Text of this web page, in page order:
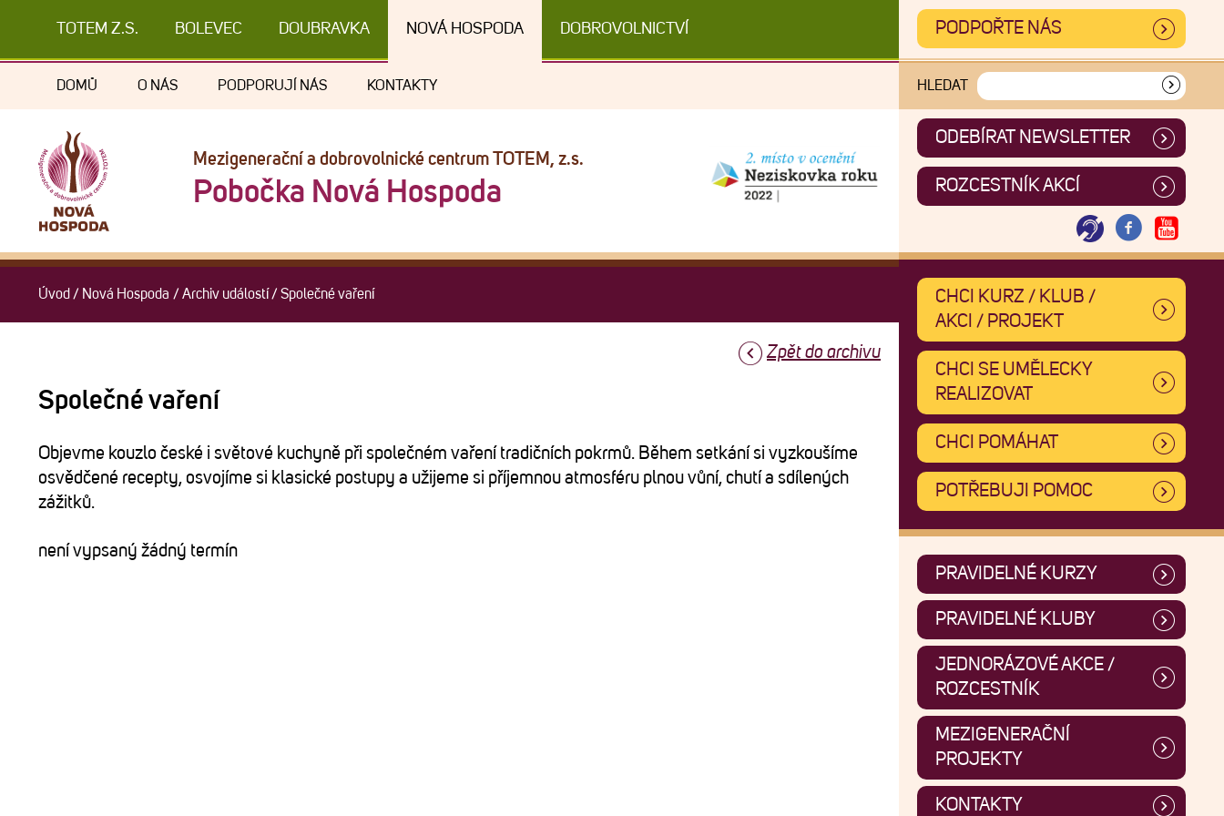
TOTEM Z.S. BOLEVEC DOUBRAVKA NOVÁ HOSPODA DOBROVOLNICTVÍ PODPOŘTE NÁS
DOMŮ O NÁS PODPORUJÍ NÁS KONTAKTY HLEDAT
Mezigenerační a dobrovolnické centrum TOTEM, z.s.
Pobočka Nová Hospoda
ODEBÍRAT NEWSLETTER
ROZCESTNÍK AKCÍ
Úvod / Nová Hospoda / Archiv událostí / Společné vaření
Zpět do archivu
Společné vaření
Objevme kouzlo české i světové kuchyně při společném vaření tradičních pokrmů. Během setkání si vyzkoušíme
osvědčené recepty, osvojíme si klasické postupy a užijeme si příjemnou atmosféru plnou vůní, chutí a sdílených
zážitků.
není vypsaný žádný termín
CHCI KURZ / KLUB /
AKCI / PROJEKT
CHCI SE UMĚLECKY
REALIZOVAT
CHCI POMÁHAT
POTŘEBUJI POMOC
PRAVIDELNÉ KURZY
PRAVIDELNÉ KLUBY
JEDNORÁZOVÉ AKCE /
ROZCESTNÍK
MEZIGENERAČNÍ
PROJEKTY
KONTAKTY